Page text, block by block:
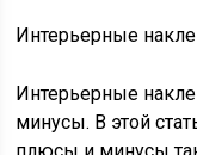
Интерьерные
Интерьерные
минусы. В этой